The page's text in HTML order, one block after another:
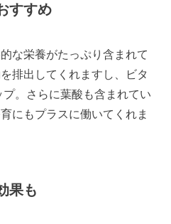
すすめ
な栄養がたっぷり含まれて
排出してくれますし、ビタ
。さらに葉酸も含まれてい
にもプラスに働いてくれま
果も